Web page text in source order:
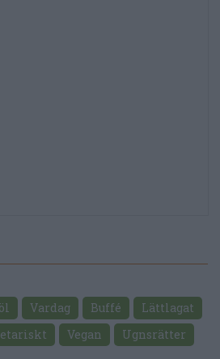
Vardag Buffé
Lättlagat
Vegan Ugnsrätter